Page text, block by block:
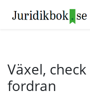
Växel,
fordran